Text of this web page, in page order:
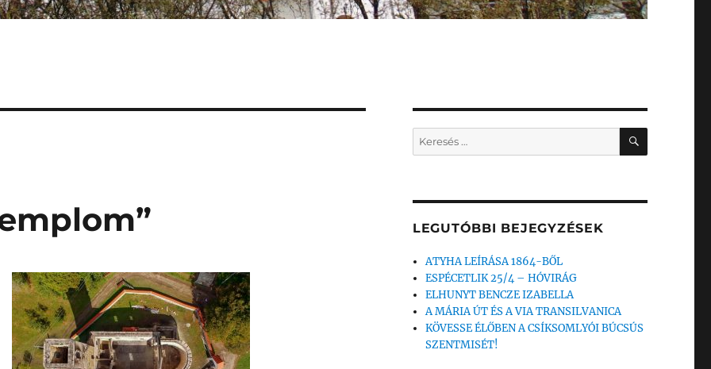
Keresés
a
KERESÉS
LEGUTÓBBI BEJEGYZÉSEK
ATYHA LEÍRÁSA 1864-BŐL
ESPÉCETLIK 25/4 – HÓVIRÁG
ELHUNYT BENCZE IZABELLA
A MÁRIA ÚT ÉS A VIA TRANSILVANICA
KÖVESSE ÉLŐBEN A CSÍKSOMLYÓI BÚCSÚS
SZENTMISÉT!